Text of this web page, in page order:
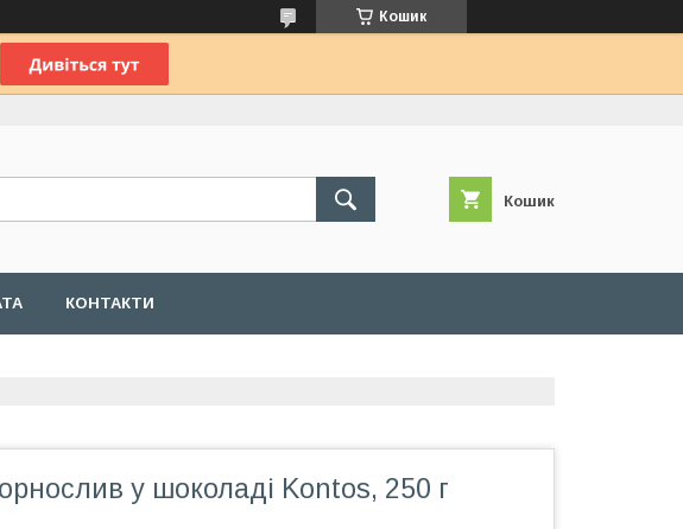
Кошик
Кошик
КОНТАКТИ
у шоколаді Kontos, 250 г